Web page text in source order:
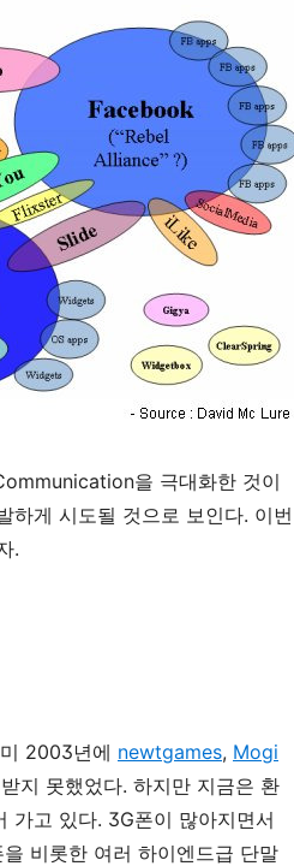
을 극대화한 것이
하게 시도될 것으로 보인다. 이번
.
2003년에 newtgames, Mogi
지 못했었다. 하지만 지금은 환
가고 있다. 3G폰이 많아지면서
비롯한 여러 하이엔드급 단말